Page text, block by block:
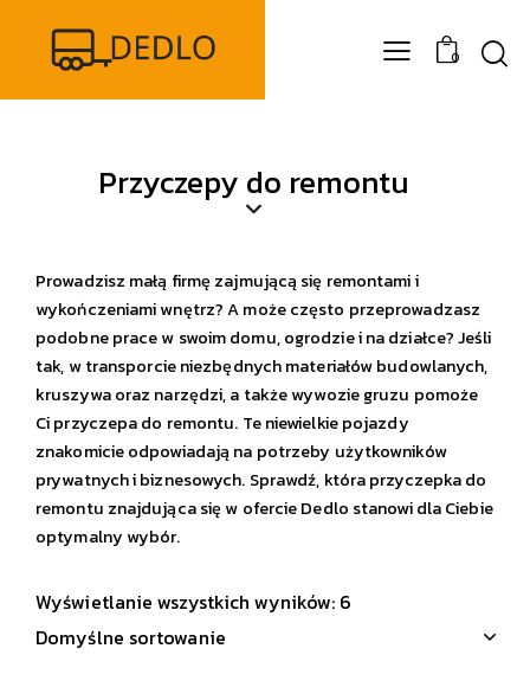
0
Przyczepy do remontu
Prowadzisz małą firmę zajmującą się remontami i
wykończeniami wnętrz? A może często przeprowadzasz
podobne prace w swoim domu, ogrodzie i na działce? Jeśli
tak, w transporcie niezbędnych materiałów budowlanych,
kruszywa oraz narzędzi, a także wywozie gruzu pomoże
Ci przyczepa do remontu. Te niewielkie pojazdy
znakomicie odpowiadają na potrzeby użytkowników
prywatnych i biznesowych. Sprawdź, która przyczepka do
remontu znajdująca się w ofercie Dedlo stanowi dla Ciebie
optymalny wybór.
Wyświetlanie wszystkich wyników: 6